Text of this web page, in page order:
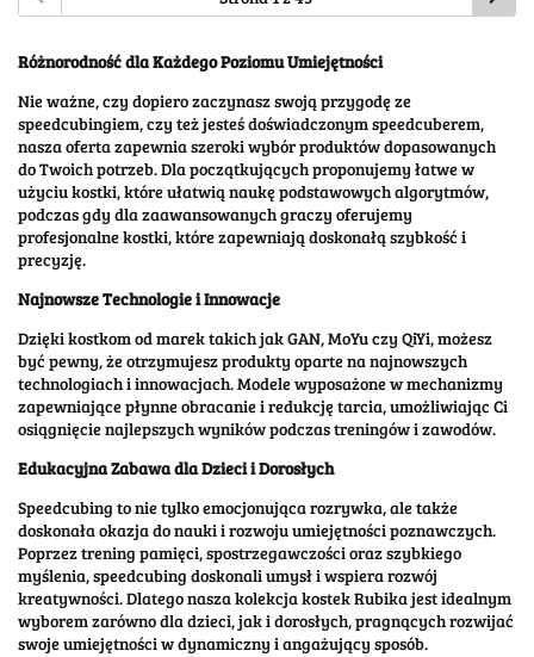
Różnorodność dla Każdego Poziomu Umiejętności
Nie ważne, czy dopiero zaczynasz swoją przygodę ze
speedcubingiem, czy też jesteś doświadczonym speedcuberem,
nasza oferta zapewnia szeroki wybór produktów dopasowanych
do Twoich potrzeb. Dla początkujących proponujemy łatwe w
użyciu kostki, które ułatwią naukę podstawowych algorytmów,
podczas gdy dla zaawansowanych graczy oferujemy
profesjonalne kostki, które zapewniają doskonałą szybkość i
precyzję.
Najnowsze Technologie i Innowacje
Dzięki kostkom od marek takich jak GAN, MoYu czy QiYi, możesz
być pewny, że otrzymujesz produkty oparte na najnowszych
technologiach i innowacjach. Modele wyposażone w mechanizmy
zapewniające płynne obracanie i redukcję tarcia, umożliwiając Ci
osiągnięcie najlepszych wyników podczas treningów i zawodów.
Edukacyjna Zabawa dla Dzieci i Dorosłych
Speedcubing to nie tylko emocjonująca rozrywka, ale także
doskonała okazja do nauki i rozwoju umiejętności poznawczych.
Poprzez trening pamięci, spostrzegawczości oraz szybkiego
myślenia, speedcubing doskonali umysł i wspiera rozwój
kreatywności. Dlatego nasza kolekcja kostek Rubika jest idealnym
wyborem zarówno dla dzieci, jak i dorosłych, pragnących rozwijać
swoje umiejętności w dynamiczny i angażujący sposób.